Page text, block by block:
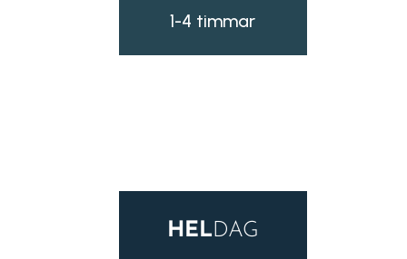
1-4 timmar
HELDAG